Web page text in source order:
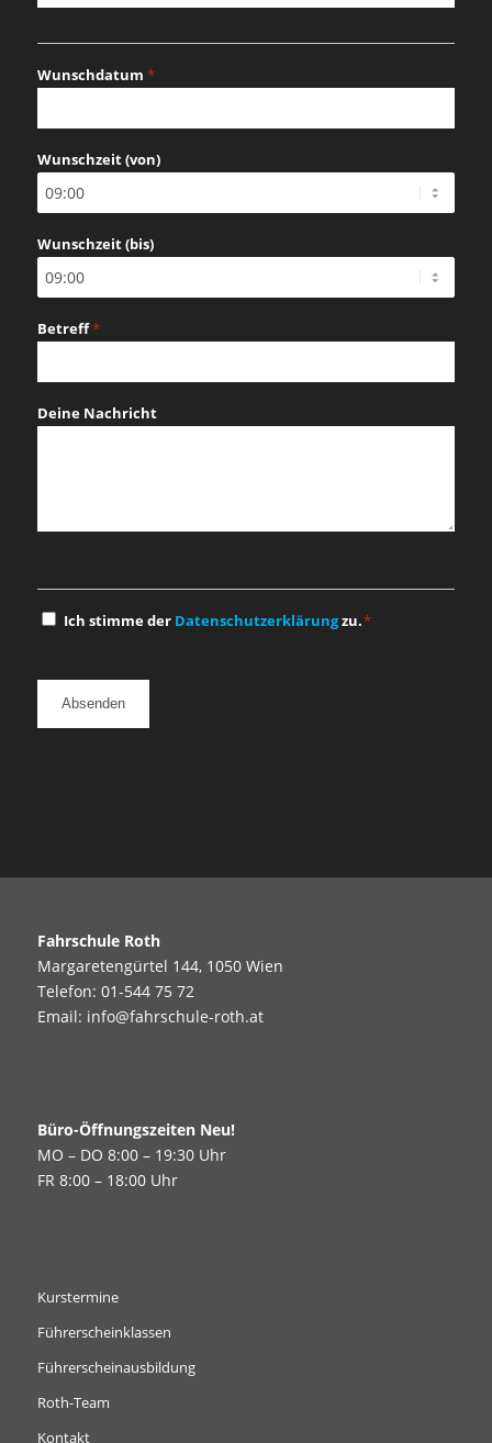
Wunschdatum *
TT
Schrägstrich
JJJJ
Wunschzeit (von)
Wunschzeit (bis)
Betreff*
Deine Nachricht
Einwilligung
Ich stimme der Datenschutzerklärungzu.*
Fahrschule Roth
Margaretengürtel 144, 1050 Wien
Telefon: 01-544 75 72
Email: info@fahrschule-roth.at
Büro-Öffnungszeiten Neu!
MO – DO 8:00 – 19:30 Uhr
FR 8:00 – 18:00 Uhr
Kurstermine
Führerscheinklassen
Führerscheinausbildung
Roth-Team
Kontakt